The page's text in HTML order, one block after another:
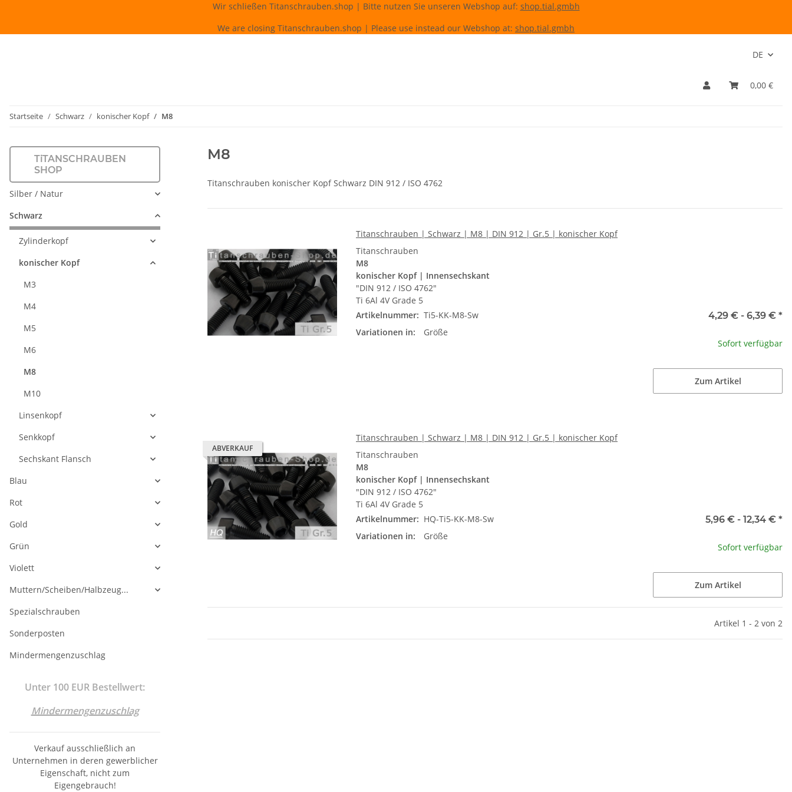
Wir schließen Titanschrauben.shop | Bitte nutzen Sie unseren Webshop auf: shop.tial.gmbh
We are closing Titanschrauben.shop | Please use instead our Webshop at: shop.tial.gmbh
DE
0,00 €
Startseite Schwarz konischer Kopf M8
M8
Titanschrauben konischer Kopf Schwarz DIN 912 / ISO 4762
Titanschrauben | Schwarz | M8 | DIN 912 | Gr.5 | konischer Kopf
Titanschrauben
M8
konischer Kopf | Innensechskant
"DIN 912 / ISO 4762"
Ti 6Al 4V Grade 5
Artikelnummer: Ti5-KK-M8-Sw
Variationen in:
Größe
4,29 € - 6,39 € *
Sofort verfügbar
Zum Artikel
ABVERKAUF
Titanschrauben | Schwarz | M8 | DIN 912 | Gr.5 | konischer Kopf
Titanschrauben
M8
konischer Kopf | Innensechskant
"DIN 912 / ISO 4762"
Ti 6Al 4V Grade 5
Artikelnummer: HQ-Ti5-KK-M8-Sw
Variationen in:
Größe
5,96 € - 12,34 € *
Sofort verfügbar
Zum Artikel
Artikel 1 - 2 von 2
TiTANSCHRAUBEN
SHOP
Silber / Natur
Schwarz
Zylinderkopf
konischer Kopf
M3
M4
M5
M6
M8
M10
Linsenkopf
Senkkopf
Sechskant Flansch
Blau
Rot
Gold
Grün
Violett
Muttern/Scheiben/Halbzeug...
Spezialschrauben
Sonderposten
Mindermengenzuschlag
Unter 100 EUR Bestellwert:
Mindermengenzuschlag
Verkauf ausschließlich an
Unternehmen in deren gewerblicher
Eigenschaft, nicht zum
Eigengebrauch!